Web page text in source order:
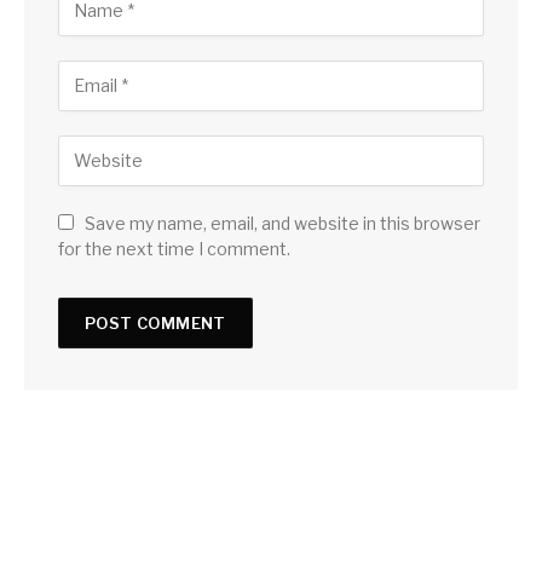
Save my name, email, and website in this browser
for the next time I comment.